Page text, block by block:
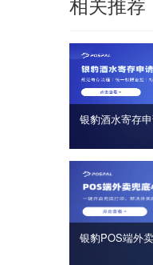
银豹酒水寄存
银豹POS端外